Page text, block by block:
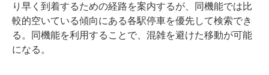
り早く到着するための経路を案内するが、同機能では比
較的空いている傾向にある各駅停車を優先して検索でき
る。同機能を利用することで、混雑を避けた移動が可能
になる。